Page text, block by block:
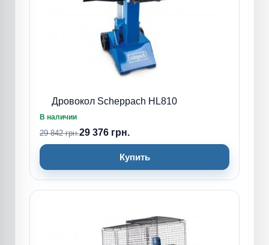
Дровокол Scheppach HL810
В наличии
29 842 грн.29 376 грн.
Купить